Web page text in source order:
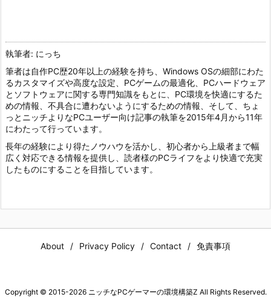
執筆者: にっち
筆者は自作PC歴20年以上の経験を持ち、Windows OSの細部にわた
るカスタマイズや高度な設定、PCゲームの最適化、PCハードウェア
とソフトウェアに関する専門知識をもとに、PC環境を快適にするた
めの情報、不具合に遭わないようにするための情報、そして、ちょ
っとニッチよりなPCユーザー向け記事の執筆を2015年4月から11年
にわたって行っています。
長年の経験により得たノウハウを活かし、初心者から上級者まで幅
広く対応できる情報を提供し、読者様のPCライフをより快適で充実
したものにすることを目指しています。
About Privacy Policy Contact 免責事項
Copyright © 2015-2026 ニッチなPCゲーマーの環境構築Z All Rights Reserved.